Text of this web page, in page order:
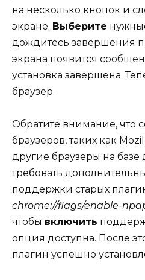
на несколько кнопок и
экране. Выберите
дождитесь завершения
экрана появится
установка завершена.
браузер.
Обратите внимание, что
браузеров, таких как
другие браузеры на базе
требовать
поддержки старых
chrome://flags/enable-
чтобы включить
опция доступна. После
плагин успешно